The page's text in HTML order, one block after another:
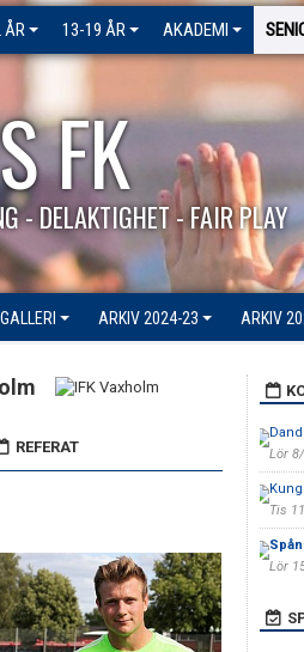
ÅR 13-19 ÅR AKADEMI
FK
- DELAKTIGHET - FAIR PLAY
ARKIV 2024-23 ARKIV
REFERAT
Lör
Tis
Lör